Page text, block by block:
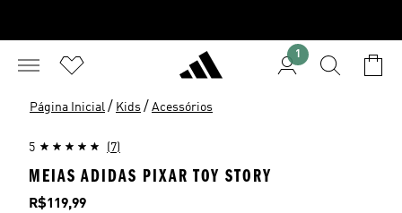
1
Página Inicial / Kids / Acessórios
5 (7)
MEIAS ADIDAS PIXAR TOY STORY
Preço
R$119,99